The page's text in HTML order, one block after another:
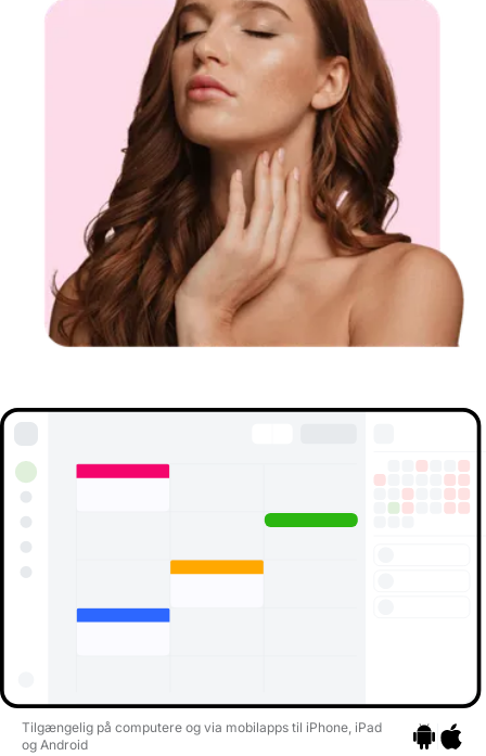
Tilgængelig på computere og via mobilapps til iPhone, iPad
og Android